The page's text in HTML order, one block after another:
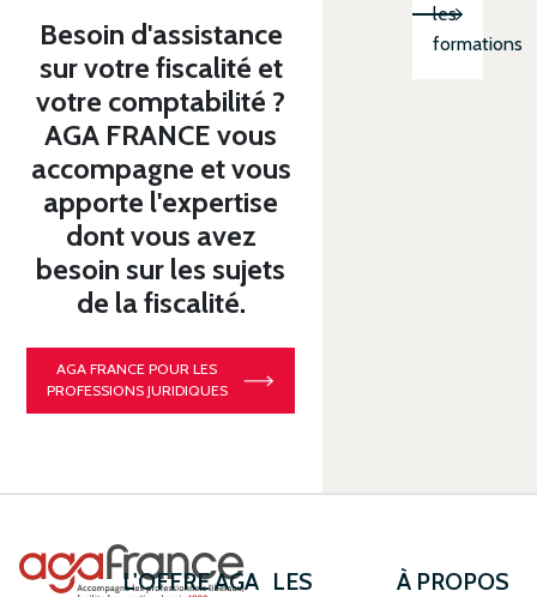
Besoin d'assistance
sur votre fiscalité et
votre comptabilité ?
AGA FRANCE vous
accompagne et vous
apporte l'expertise
dont vous avez
besoin sur les sujets
de la fiscalité.
AGA FRANCE POUR LES
PROFESSIONS JURIDIQUES
les
formations
L'OFFRE AGA LES
À PROPOS